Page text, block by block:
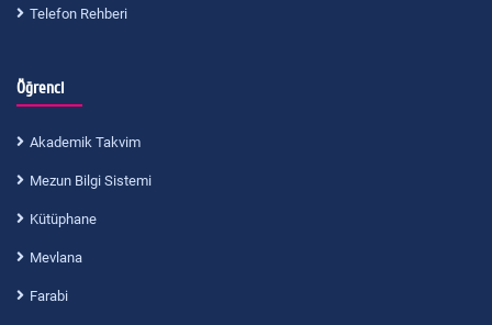
Telefon Rehberi
Öğrenci
Akademik Takvim
Mezun Bilgi Sistemi
Kütüphane
Mevlana
Farabi